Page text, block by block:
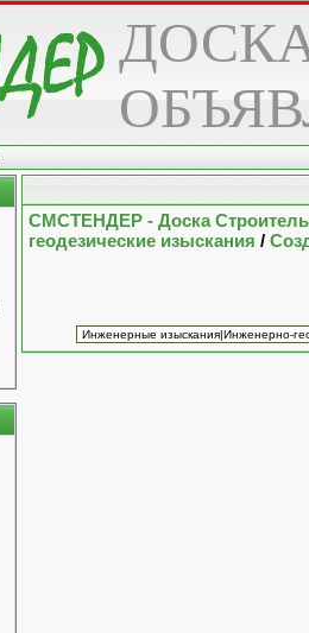
СМСТЕНДЕР - Доска
геодезические изыскания /